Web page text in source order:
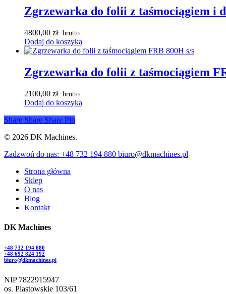
Zgrzewarka do folii z taśmociągiem i
4800,00 zł
Dodaj do koszyka
Zgrzewarka do folii z taśmociągiem
2100,00 zł
Dodaj do koszyka
Share Share Share Pin
© 2026 DK Machines.
Close
Zadzwoń do nas: +48 732 194 880 biuro@dkmachines.pl
Strona główna
Sklep
O nas
Blog
Kontakt
DK Machines
+48 732 194 880
+48 692 824 192
biuro@dkmachines.pl
NIP 7822915947
os. Piastowskie 103/61